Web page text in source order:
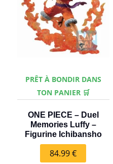
PRÊT À BONDIR DANS
TON PANIER 🛒
ONE PIECE – Duel
Memories Luffy –
Figurine Ichibansho
84.99€